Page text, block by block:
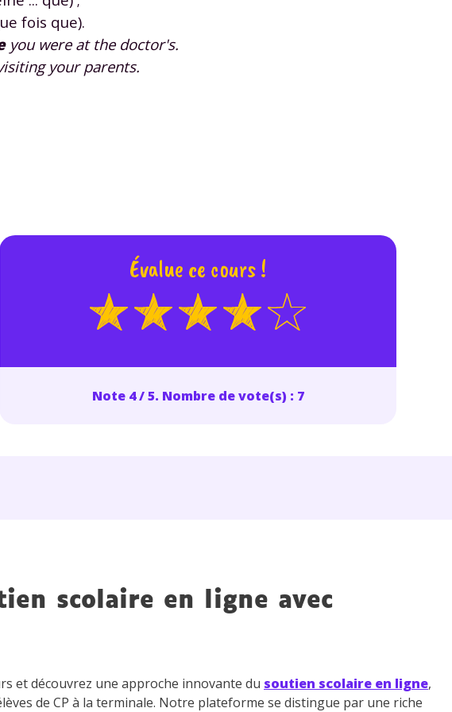
fois que).
you were at the doctor's.
your parents.
Évalue ce cours !
Note 4 / 5. Nombre de vote(s) : 7
scolaire en ligne avec
et découvrez une approche innovante du soutien scolaire en ligne,
de CP à la terminale. Notre plateforme se distingue par une riche
de vos données personnelles et pour exercer vos droits, vous pouvez
notre charte